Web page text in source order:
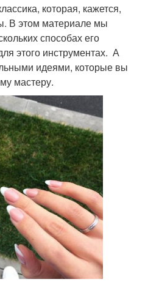
которая, кажется,
В этом материале мы
способах его
этого инструментах. А
идеями, которые вы
мастеру.